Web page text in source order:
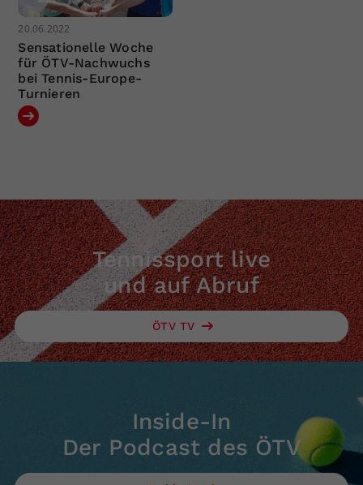
20.06.2022
Sensationelle Woche
für ÖTV-Nachwuchs
bei Tennis-Europe-
Turnieren
Tennissport live
und auf Abruf
ÖTV TV
Inside-In
Der Podcast des ÖTV